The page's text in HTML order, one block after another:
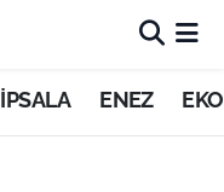
İPSALA ENEZ